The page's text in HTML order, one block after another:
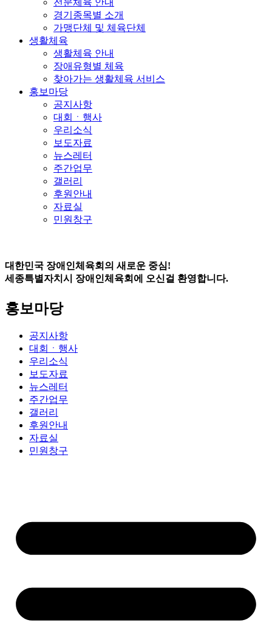
전문체육 안내
경기종목별 소개
가맹단체 및 체육단체
생활체육
생활체육 안내
장애유형별 체육
찾아가는 생활체육 서비스
홍보마당
공지사항
대회ㆍ행사
우리소식
보도자료
뉴스레터
주간업무
갤러리
후원안내
자료실
민원창구
대한민국 장애인체육회의 새로운 중심!
세종특별자치시 장애인체육회에 오신걸 환영합니다.
홍보마당
공지사항
대회ㆍ행사
우리소식
보도자료
뉴스레터
주간업무
갤러리
후원안내
자료실
민원창구